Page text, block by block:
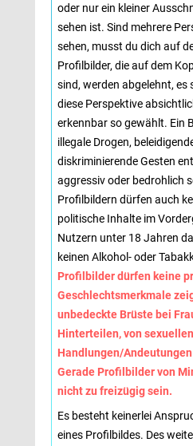
oder nur ein kleiner
sehen ist. Sind mehrere
sehen, musst du dich auf
Profilbilder, die auf dem
sind, werden abgelehnt, es
diese Perspektive
erkennbar so gewählt. Ein
illegale Drogen,
diskriminierende Gesten
aggressiv oder bedrohlich
Profilbildern dürfen auch
politische Inhalte im
Nutzern unter 18 Jahren
keinen Alkohol- oder
Profilbilder dürfen keine
Geschlechtsmerkmale
unbedeckte Brüste bei
Hinterteilen, von sexuellen
Handlungen/
Gerade Profilbilder von
nicht zu freizügig sein.
Es besteht keinerlei
eines Profilbildes. Des